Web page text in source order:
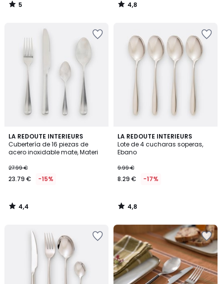
5
/
4,8
/
LA REDOUTE INTERIEURS
Cubertería de 16 piezas de
acero inoxidable mate, Materi
27.99 €
23.79 € -15%
4,4
/ 5
4,4
/
LA REDOUTE INTERIEURS
Lote de 4 cucharas soperas,
Ebano
9.99 €
8.29 € -17%
4,8
/ 5
4,8
/